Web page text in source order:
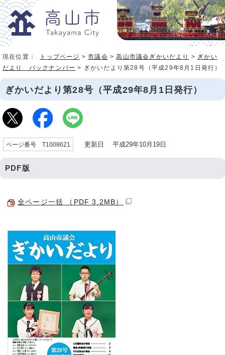
現在位置： トップページ >市議会 >高山市議会ぎかいだより > ぎかい
だより バックナンバー > ぎかいだより第28号（平成29年8月1日発行）
ぎかいだより第28号（平成29年8月1日発行）
ページ番号 T1008621 更新日 平成29年10月19日
PDF版
全ページ一括 （PDF 3.2MB）